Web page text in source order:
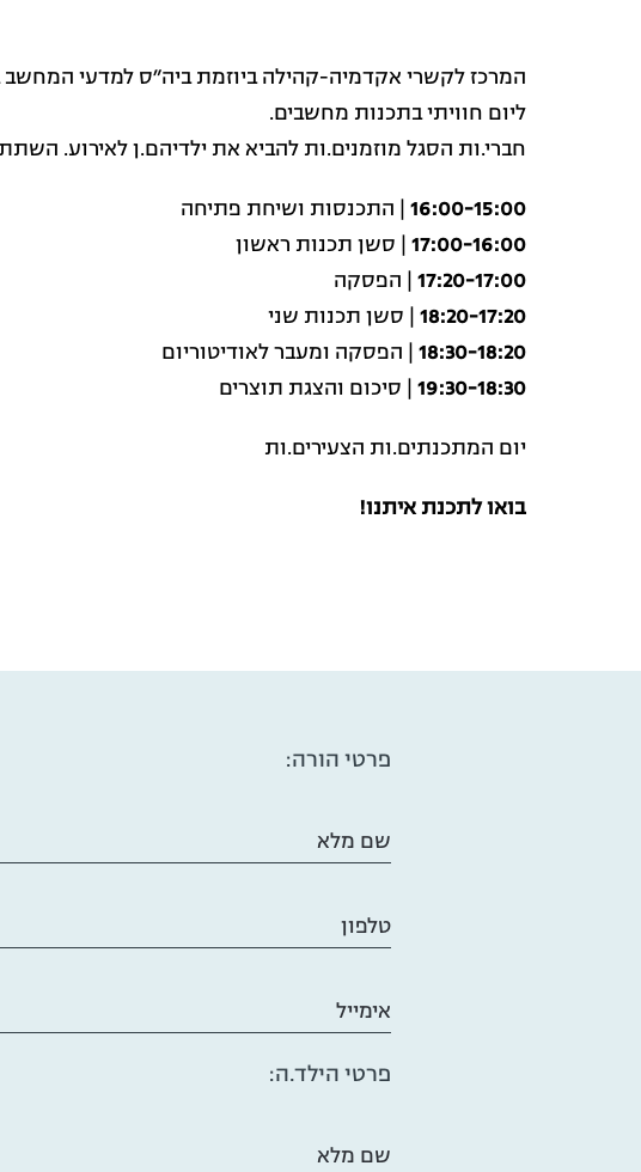
המרכז לקשרי אקדמיה-קהילה ביוזמת ביה״ס למדעי
ליום חוויתי בתכנות מחשבים.
חברי.ות הסגל מוזמנים.ות להביא את ילדיהם.ן לאירוע.
16:00-15:00 | התכנסות ושיחת פתיחה
17:00-16:00 | סשן תכנות ראשון
17:20-17:00 | הפסקה
18:20-17:20 | סשן תכנות שני
18:30-18:20 | הפסקה ומעבר לאודיטוריום
19:30-18:30 | סיכום והצגת תוצרים
יום המתכנתים.ות הצעירים.ות
בואו לתכנת איתנו!
פרטי הורה:
שם מלא
טלפון
אימייל
פרטי הילד.ה:
שם מלא